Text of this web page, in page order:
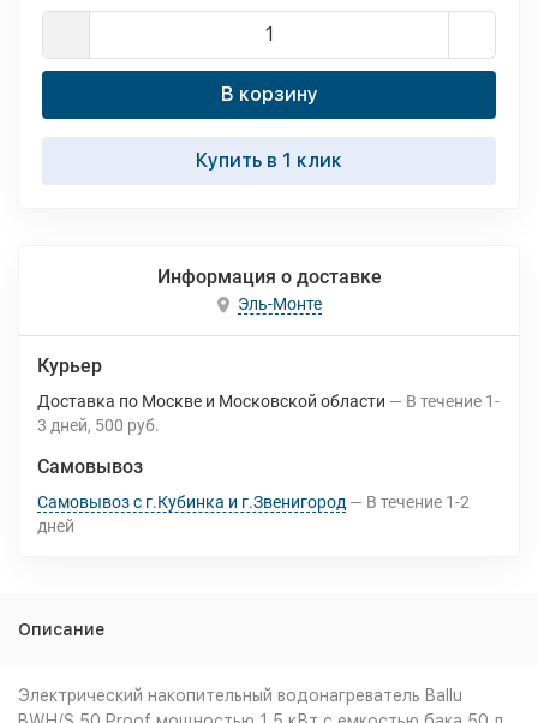
В корзину
Купить в 1 клик
Информация о доставке
Эль-Монте
Курьер
Доставка по Москве и Московской области В течение 1-
3 дней 500 руб.
Самовывоз
Самовывоз с г.Кубинка и г.Звенигород В течение 1-2
дней
Описание
Электрический накопительный водонагреватель Ballu